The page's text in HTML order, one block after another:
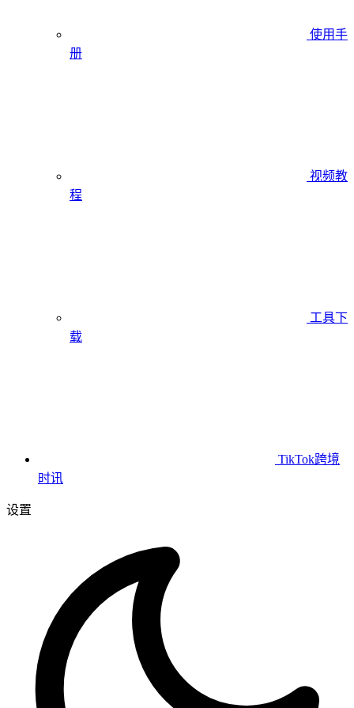
使用手
册
视频教
程
工具下
载
TikTok跨境
时讯
设置